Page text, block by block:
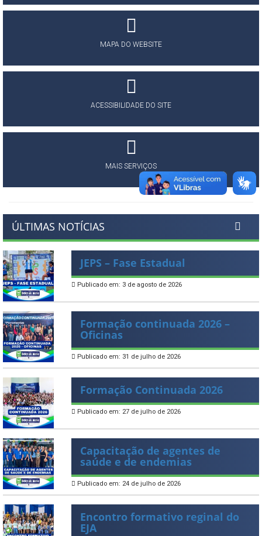
MAPA DO WEBSITE
ACESSIBILIDADE DO SITE
MAIS SERVIÇOS
ÚLTIMAS NOTÍCIAS
JEPS – Fase Estadual
Publicado em: 3 de agosto de 2026
Formação continuada 2026 –
Oficinas
Publicado em: 31 de julho de 2026
Formação Continuada 2026
Publicado em: 27 de julho de 2026
Capacitação de agentes de
saúde e de endemias
Publicado em: 24 de julho de 2026
Encontro formativo reginal do
EJA